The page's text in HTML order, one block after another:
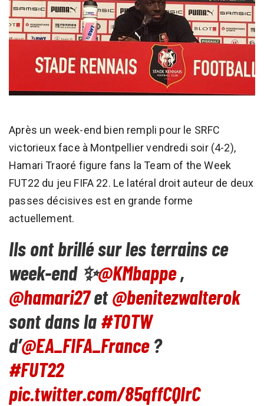
Après un week-end bien rempli pour le SRFC
victorieux face à Montpellier vendredi soir (4-2),
Hamari Traoré figure fans la Team of the Week
FUT22 du jeu FIFA 22. Le latéral droit auteur de deux
passes décisives est en grande forme
actuellement.
Ils ont brillé sur les terrains ce
week-end ✨@KMbappe,
@hamari27et@benitezwalterok
sont dans la#TOTW
d’@EA_FIFA_France?
#FUT22
pic.twitter.com/85qffCQIrC